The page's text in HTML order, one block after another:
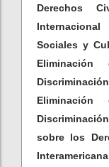
Derechos
Sociales y
sobre los